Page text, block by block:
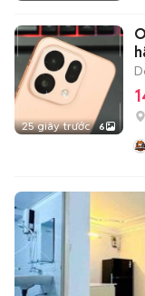
25 giây trước 6